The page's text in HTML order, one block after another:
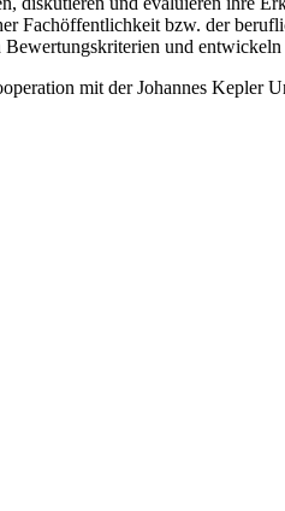
Fachöffentlichkeit bzw. der
Bewertungskriterien und
mit der Johannes Kepler